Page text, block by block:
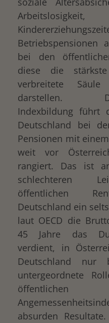
Betriebspensionen
bei den
diese die
verbreitete
darstellen.
Indexbildung führt
Deutschland bei
Pensionen mit
weit vor
rangiert. Das ist
schlechteren
öffentlichen
Deutschland ein
laut OECD die
45 Jahre das
verdient, in
Deutschland
untergeordnete
öffentlichen
absurden